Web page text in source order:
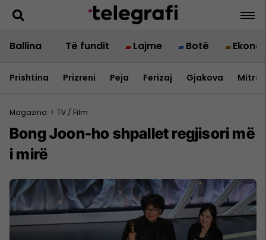
Ballina Të fundit Lajme Botë
Prishtina Prizreni Peja Ferizaj Gjakova
Magazina > TV / Film
Bong Joon-ho shpallet regjisori më
i mirë